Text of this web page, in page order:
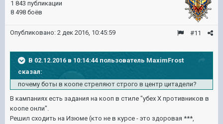
1 843 публикации
8 498 боёв
#11
Опубликовано: 2 дек 2016, 10:45:59
В 02.12.2016 в 10:14:44 пользователь MaximFrost
сказал:
почему боты в коопе стреляют строго в центр цитадели?
В кампаниях есть задания на кооп в стиле "убех Х противников в
коопе онли".
Решил сходить на Изюме (кто не в курсе - это здоровая ***,